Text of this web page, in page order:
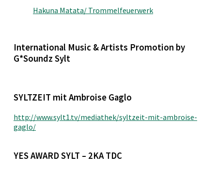
Hakuna Matata/ Trommelfeuerwerk
International Music & Artists Promotion by
G*Soundz Sylt
SYLTZEIT mit Ambroise Gaglo
http://www.sylt1.tv/mediathek/syltzeit-mit-ambroise-
gaglo/
YES AWARD SYLT – 2KA TDC